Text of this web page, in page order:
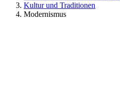
Kultur und Traditionen
Modernismus